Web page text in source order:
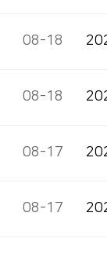
08-18
08-18
08-17
08-17